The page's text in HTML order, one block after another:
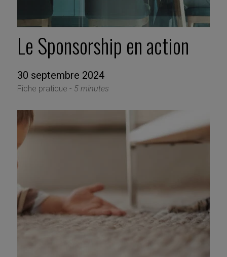
Le Sponsorship en action
30 septembre 2024
Fiche pratique - 5 minutes